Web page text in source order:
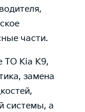
части.
ТО Kia K9,
замена
системы, а